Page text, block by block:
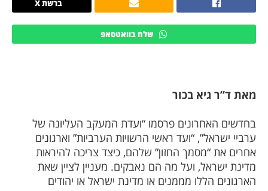
ברשת X
שלח בוואטסאפ
מאת ד”ר גיא בכור
בחדשים האחרונים פרסמו “ועדת המעקב העליונה של
ערביי ישראל”, “ועד ראשי הרשויות הערביות” וארגונים
אחרים את “מסמך החזון” שלהם, כיצד צריכה להיראות
מדינת ישראל, ועל מה הם נאבקים. מעניין לציין שאת
הארגונים הללו מממנים או מדינת ישראל או יהודים